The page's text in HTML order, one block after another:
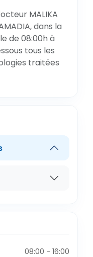
MALIKA
dans la
de 08:00h à
tous les
traitées
08:00 - 16:00